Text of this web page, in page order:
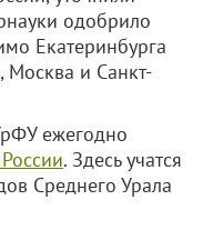
одобрило
Екатеринбурга
Москва и Санкт-
ежегодно
. Здесь учатся
Среднего Урала